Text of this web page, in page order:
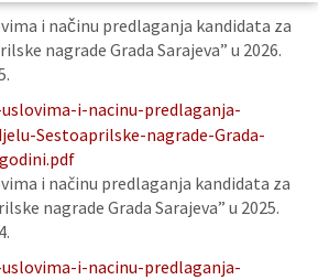
i načinu predlaganja kandidata za
nagrade Grada Sarajeva” u 2026.
i-nacinu-predlaganja-
Sestoaprilske-nagrade-Grada-
i načinu predlaganja kandidata za
nagrade Grada Sarajeva” u 2025.
i-nacinu-predlaganja-